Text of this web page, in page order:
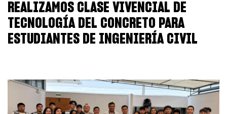
REALIZAMOS CLASE VIVENCIAL DE
TECNOLOGÍA DEL CONCRETO PARA
ESTUDIANTES DE INGENIERÍA CIVIL